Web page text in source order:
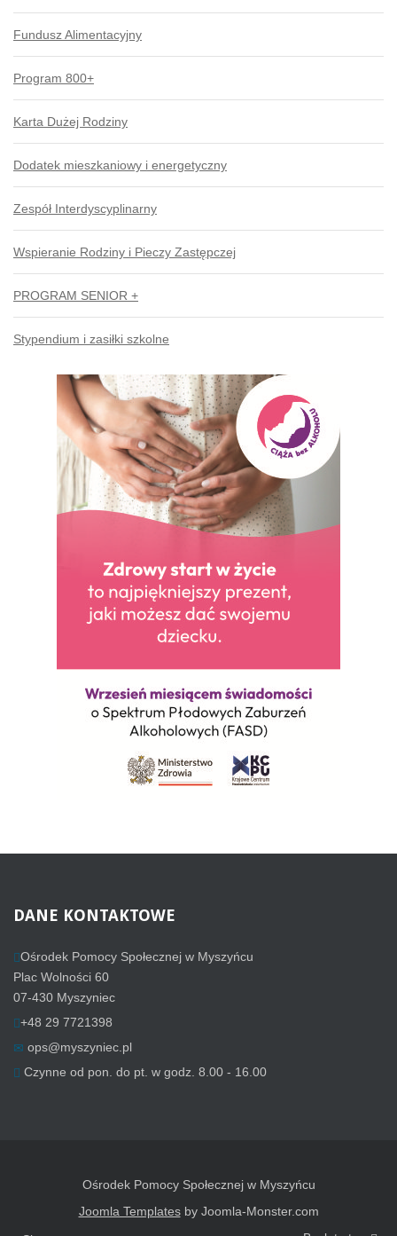
Fundusz Alimentacyjny
Program 800+
Karta Dużej Rodziny
Dodatek mieszkaniowy i energetyczny
Zespół Interdyscyplinarny
Wspieranie Rodziny i Pieczy Zastępczej
PROGRAM SENIOR +
Stypendium i zasiłki szkolne
DANE KONTAKTOWE
Ośrodek Pomocy Społecznej w Myszyńcu
Plac Wolności 60
07-430 Myszyniec
+48 29 7721398
ops@myszyniec.pl
Czynne od pon. do pt. w godz. 8.00 - 16.00
Ośrodek Pomocy Społecznej w Myszyńcu
Joomla Templatesby Joomla-Monster.com